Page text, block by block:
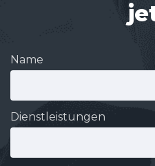
Name
Dienstleistungen